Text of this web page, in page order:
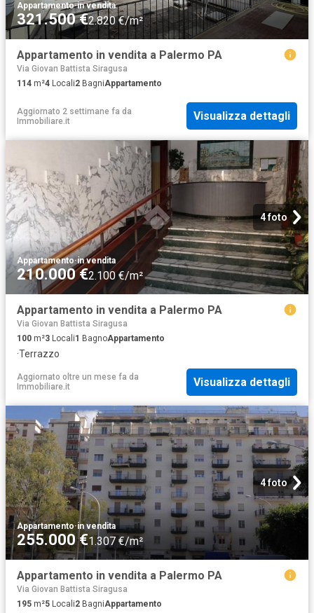
Appartamento·in vendita
321.500 €2.820 €/m²
Appartamento in vendita a Palermo PA
Via Giovan Battista Siragusa
114 m²4 Locali2 BagniAppartamento
Aggiornato 2 settimane fa da
Immobiliare.it
Visualizza dettagli
4 foto
Appartamento·in vendita
210.000 €2.100 €/m²
Appartamento in vendita a Palermo PA
Via Giovan Battista Siragusa
100 m²3 Locali1 BagnoAppartamento
·Terrazzo
Aggiornato oltre un mese fa da
Immobiliare.it
Visualizza dettagli
4 foto
Appartamento·in vendita
255.000 €1.307 €/m²
Appartamento in vendita a Palermo PA
Via Giovan Battista Siragusa
195 m²5 Locali2 BagniAppartamento